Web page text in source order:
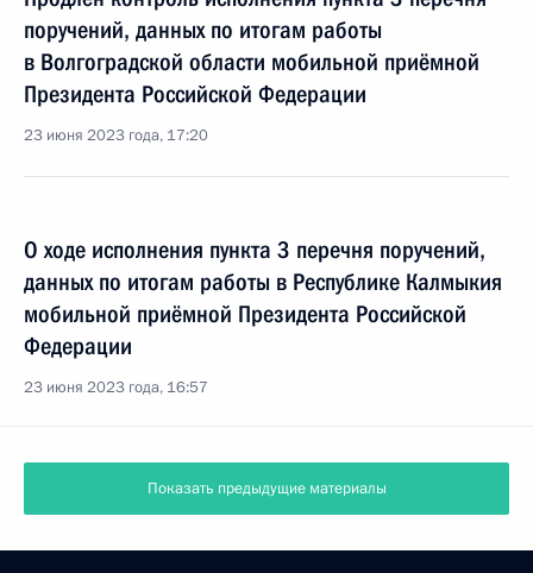
поручений, данных по итогам работы
в Волгоградской области мобильной приёмной
Президента Российской Федерации
23 июня 2023 года, 17:20
О ходе исполнения пункта 3 перечня поручений,
данных по итогам работы в Республике Калмыкия
мобильной приёмной Президента Российской
Федерации
23 июня 2023 года, 16:57
Показать предыдущие материалы